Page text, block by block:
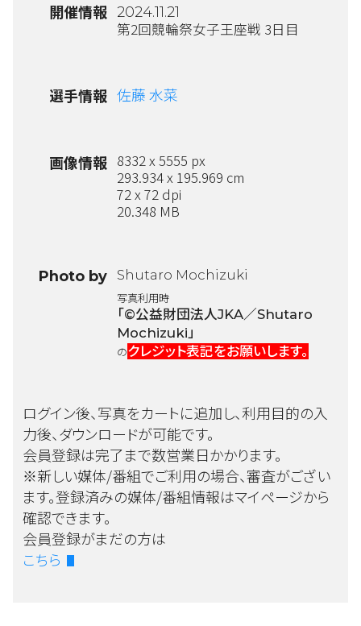
開催情報 2024.11.21
第2回競輪祭女子王座戦 3日目
選手情報 佐藤 水菜
画像情報 8332 x 5555 px
293.934 x 195.969 cm
72 x 72 dpi
20.348 MB
Photo by Shutaro Mochizuki
写真利用時
「©公益財団法人JKA／Shutaro
Mochizuki」
のクレジット表記をお願いします。
ログイン後、写真をカートに追加し、利用目的の入
力後、ダウンロードが可能です。
会員登録は完了まで数営業日かかります。
※新しい媒体/番組でご利用の場合、審査がござい
ます。登録済みの媒体/番組情報はマイページから
確認できます。
会員登録がまだの方は
こちら